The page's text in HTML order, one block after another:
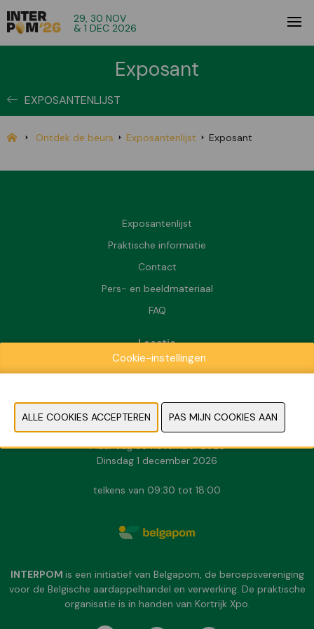
29, 30 NOV
& 1 DEC 2026
Exposant
EXPOSANTENLIJST
Ontdek de beurs Exposantenlijst Exposant
Exposantenlijst
Praktische informatie
Contact
Pers- en beeldmateriaal
FAQ
Locatie
Kortrijk Xpo
Doorniksesteenweg 216
Data & Openingsuren
Zondag 29 november 2026
Maandag 30 november 2026
Dinsdag 1 december 2026
telkens van 09:30 tot 18:00
INTERPOM is een initiatief van Belgapom, de beroepsvereniging
voor de Belgische aardappelhandel en verwerking. De praktische
organisatie is in handen van Kortrijk Xpo.
Cookie-instellingen